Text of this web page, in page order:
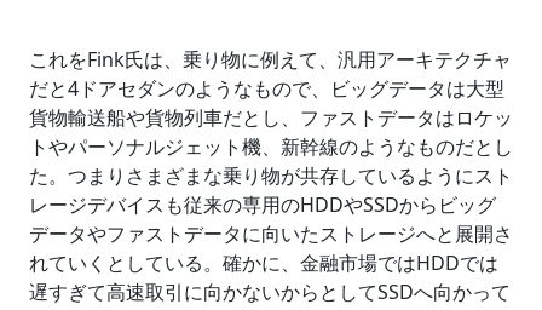
これをFink氏は、乗り物に例えて、汎用アーキテクチャ
だと4ドアセダンのようなもので、ビッグデータは大型
貨物輸送船や貨物列車だとし、ファストデータはロケッ
トやパーソナルジェット機、新幹線のようなものだとし
た。つまりさまざまな乗り物が共存しているようにスト
レージデバイスも従来の専用のHDDやSSDからビッグ
データやファストデータに向いたストレージへと展開さ
れていくとしている。確かに、金融市場ではHDDでは
遅すぎて高速取引に向かないからとしてSSDへ向かって